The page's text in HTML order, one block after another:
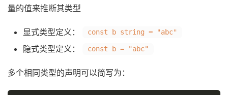
量的值来推断其类型
显式类型定义： const b string = "abc"
隐式类型定义： const b = "abc"
多个相同类型的声明可以简写为：